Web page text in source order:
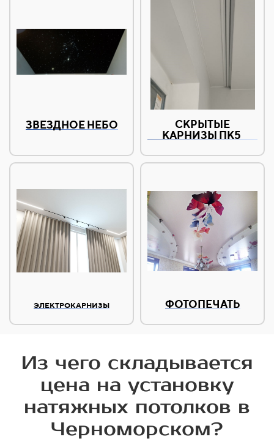
ЗВЕЗДНОЕ НЕБО
СКРЫТЫЕ
КАРНИЗЫ ПК5
ЭЛЕКТРОКАРНИЗЫ ФОТОПЕЧАТЬ
Из чего складывается
цена на установку
натяжных потолков в
Черноморском?